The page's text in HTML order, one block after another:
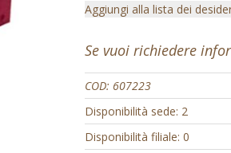
Aggiungi alla lista dei
Se vuoi richiedere
COD: 607223
Disponibilità sede: 2
Disponibilità filiale: 0